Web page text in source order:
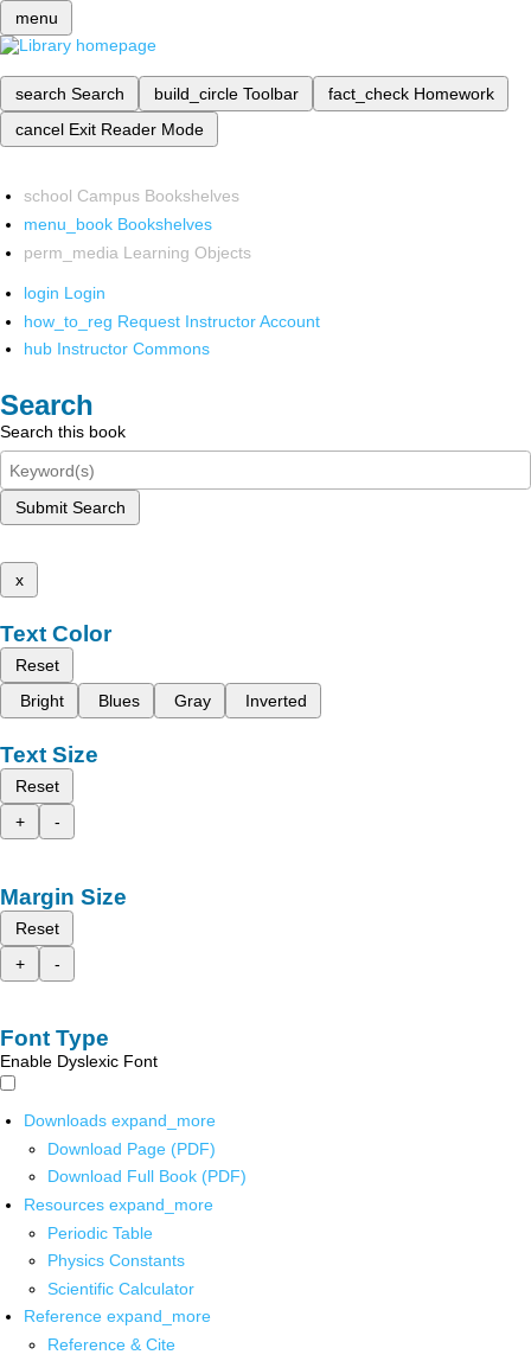
menu
search Search build_circle Toolbar fact_check Homework
cancel Exit Reader Mode
school Campus Bookshelves
menu_book Bookshelves
perm_media Learning Objects
login Login
how_to_reg Request Instructor Account
hub Instructor Commons
Search
Search this book
Submit Search
x
Text Color
Reset
Bright
Blues Gray Inverted
Text Size
Reset
+
-
Margin Size
Reset
+
-
Font Type
Enable Dyslexic Font
Downloads expand_more
Download Page (PDF)
Download Full Book (PDF)
Resources expand_more
Periodic Table
Physics Constants
Scientific Calculator
Reference expand_more
Reference & Cite